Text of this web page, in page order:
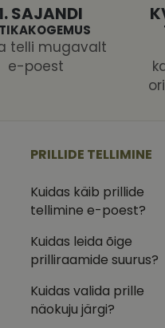
SAJANDI
telli mugavalt
e-poest
PRILLIDE TELLIMINE
Kuidas käib prillide
tellimine e-poest?
Kuidas leida õige
prilliraamide suurus?
Kuidas valida prille
näokuju järgi?